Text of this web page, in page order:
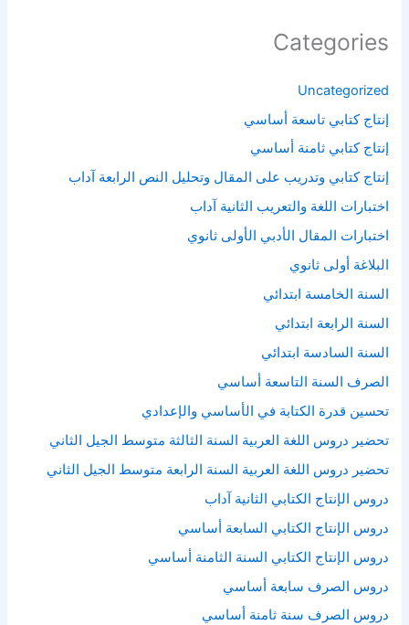
Categories
Uncategorized
إنتاج كتابي تاسعة أساسي
إنتاج كتابي ثامنة أساسي
إنتاج كتابي وتدريب على المقال وتحليل النص الرابعة آداب
اختبارات اللغة والتعريب الثانية آداب
اختبارات المقال الأدبي الأولى ثانوي
البلاغة أولى ثانوي
السنة الخامسة ابتدائي
السنة الرابعة ابتدائي
السنة السادسة ابتدائي
الصرف السنة التاسعة أساسي
تحسين قدرة الكتابة في الأساسي والإعدادي
تحضير دروس اللغة العربية السنة الثالثة متوسط الجيل الثاني
تحضير دروس اللغة العربية السنة الرابعة متوسط الجيل الثاني
دروس الإنتاج الكتابي الثانية آداب
دروس الإنتاج الكتابي السابعة أساسي
دروس الإنتاج الكتابي السنة الثامنة أساسي
دروس الصرف سابعة أساسي
دروس الصرف سنة ثامنة أساسي